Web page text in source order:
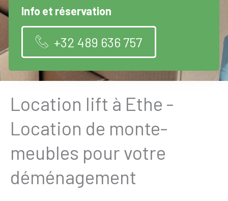
Info et réservation
+32 489 636 757
Location lift à Ethe -
Location de monte-
meubles pour votre
déménagement